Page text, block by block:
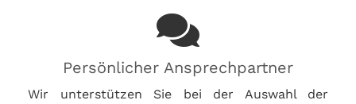
Persönlicher Ansprechpartner
Wir unterstützen Sie bei der Auswahl der